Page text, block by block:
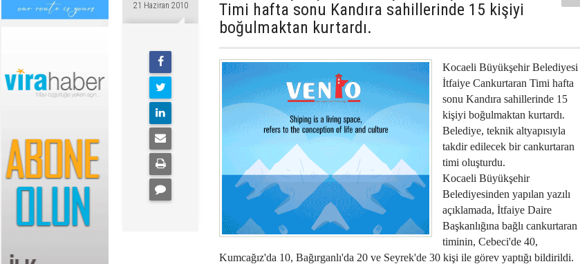
21 Haziran 2010
Timi hafta sonu Kandıra sahillerinde 15 kişiyi
boğulmaktan kurtardı.
Kocaeli Büyükşehir Belediyesi
İtfaiye Cankurtaran Timi hafta
sonu Kandıra sahillerinde 15
kişiyi boğulmaktan kurtardı.
Belediye, teknik altyapısıyla
takdir edilecek bir cankurtaran
timi oluşturdu.
Kocaeli Büyükşehir
Belediyesinden yapılan yazılı
açıklamada, İtfaiye Daire
Başkanlığına bağlı cankurtaran
timinin, Cebeci'de 40,
Kumcağız'da 10, Bağırganlı'da 20 ve Seyrek'de 30 kişi ile görev yaptığı bildirildi.